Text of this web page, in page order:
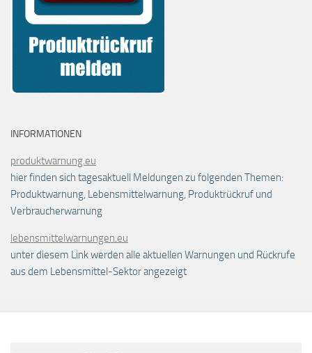
INFORMATIONEN
produktwarnung.eu
hier finden sich tagesaktuell Meldungen zu folgenden Themen:
Produktwarnung, Lebensmittelwarnung, Produktrückruf und
Verbraucherwarnung
lebensmittelwarnungen.eu
unter diesem Link werden alle aktuellen Warnungen und Rückrufe
aus dem Lebensmittel-Sektor angezeigt